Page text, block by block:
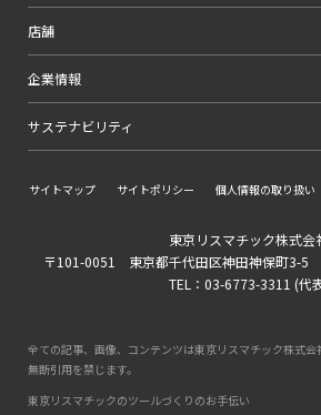
店舗
企業情報
サステナビリティ
サイトマップ サイトポリシー 個人情報の取り扱い
東京リスマチック株式会
〒101-0051 東京都千代田区神田神保町3-5
TEL：03-6773-3311 (代
全ての記事、画像、コンテンツは東京リスマチック株式会
無断引用を禁じます。
東京リスマチックのツールづくりのお手伝い